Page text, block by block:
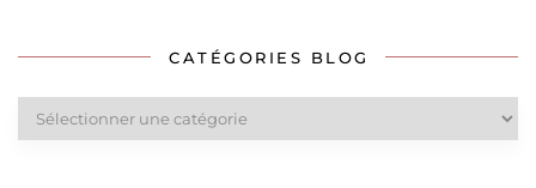
CATÉGORIES BLOG
blog